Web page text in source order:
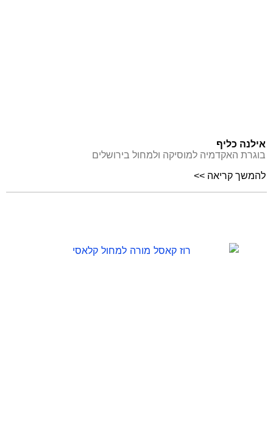
אילנה כליף
בוגרת האקדמיה למוסיקה ולמחול בירושלים
להמשך קריאה >>